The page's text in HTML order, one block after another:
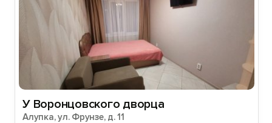
У Воронцовского дворца
Алупка, ул. Фрунзе, д. 11